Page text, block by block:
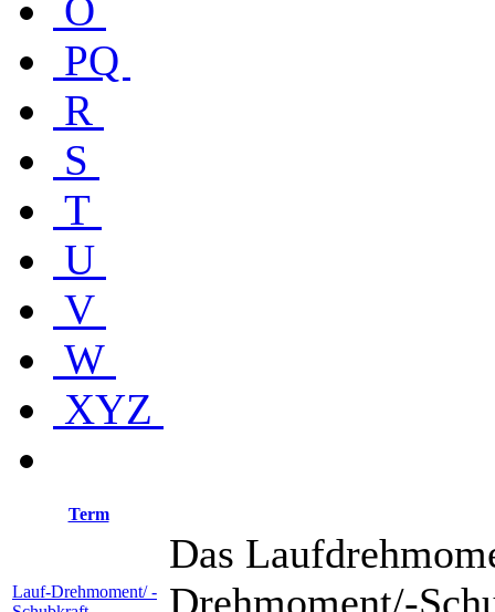
O
PQ
R
S
T
U
V
W
XYZ
Term
Lauf-Drehmoment/ -
Das
Drehmoment/-